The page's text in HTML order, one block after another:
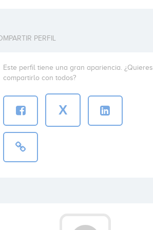
PERFIL
Este perfil tiene una gran apariencia. ¿Quieres
compartirlo con todos?
X